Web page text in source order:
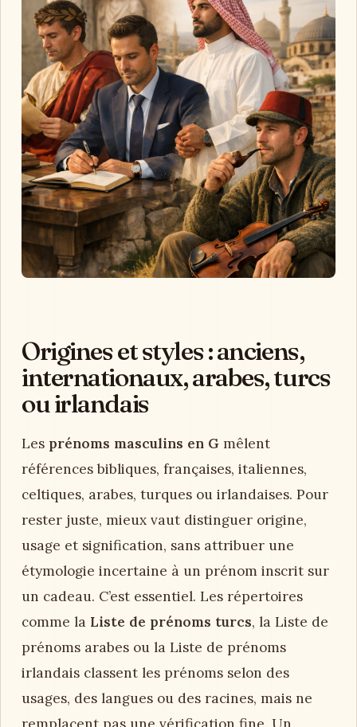
Origines et styles : anciens,
internationaux, arabes, turcs
ou irlandais
Les prénoms masculins en G mêlent
références bibliques, françaises, italiennes,
celtiques, arabes, turques ou irlandaises. Pour
rester juste, mieux vaut distinguer origine,
usage et signification, sans attribuer une
étymologie incertaine à un prénom inscrit sur
un cadeau. C’est essentiel. Les répertoires
comme la Liste de prénoms turcs, la Liste de
prénoms arabes ou la Liste de prénoms
irlandais classent les prénoms selon des
usages, des langues ou des racines, mais ne